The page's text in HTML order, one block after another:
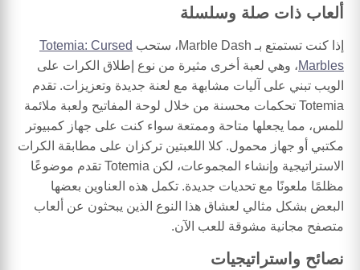
ألعاب ذات صلة وسلسلة
إذا كنت تستمتع بـ Marble Dash، ستحب
Totemia: Cursed
Marbles، وهي لعبة أخرى مثيرة من نوع إطلاق الكرات على
الويب تبني على آليات مشابهة مع لعنة جديدة وتعزيزات. تقدم
Totemia تحكمات محسنة من خلال لوحة المفاتيح ولعبة ملائمة
للمس، مما يجعلها متاحة وممتعة سواء كنت على جهاز كمبيوتر
مكتبي أو جهاز محمول. كلا اللعبتين تركزان على مطابقة الكرات
الاستراتيجية وإنشاء المجموعات، لكن Totemia تقدم موضوعًا
مظلمًا ملعونًا مع تحديات جديدة. تكمل هذه العناوين بعضها
البعض بشكل مثالي لعشاق هذا النوع الذين يبحثون عن ألعاب
متصفح مجانية مشوقة للعب الآن.
نصائح واستراتيجيات